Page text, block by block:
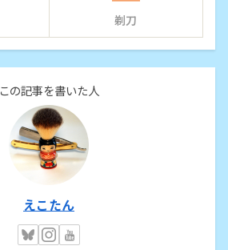
剃刀
この記事を書いた人
えこたん